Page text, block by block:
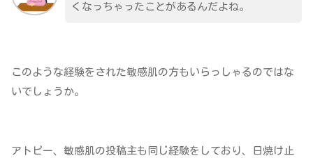
くなっちゃったことがあるんだよね。
このような経験をされた敏感肌の方もいらっしゃるのではな
いでしょうか。
アトピー、敏感肌の投稿主も同じ経験をしており、日焼け止